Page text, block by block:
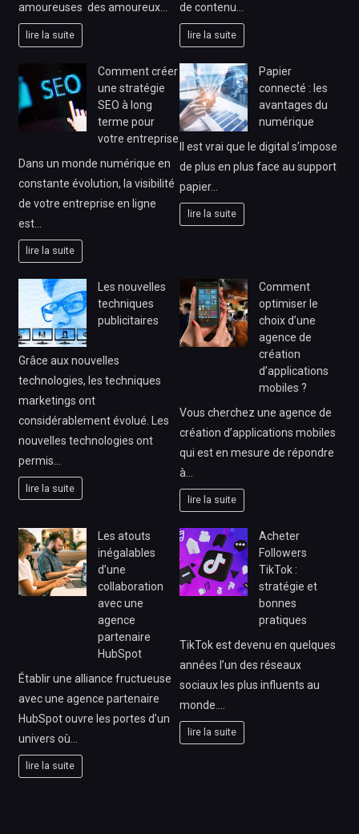
amoureuses des amoureux…
lire la suite
de contenu…
lire la suite
Comment créer
une stratégie
SEO à long
terme pour
votre entreprise
Dans un monde numérique en
constante évolution, la visibilité
de votre entreprise en ligne
est…
lire la suite
Papier
connecté : les
avantages du
numérique
Il est vrai que le digital s’impose
de plus en plus face au support
papier…
lire la suite
Les nouvelles
techniques
publicitaires
Grâce aux nouvelles
technologies, les techniques
marketings ont
considérablement évolué. Les
nouvelles technologies ont
permis…
lire la suite
Comment
optimiser le
choix d’une
agence de
création
d’applications
mobiles ?
Vous cherchez une agence de
création d’applications mobiles
qui est en mesure de répondre
à…
lire la suite
Les atouts
inégalables
d’une
collaboration
avec une
agence
partenaire
HubSpot
Établir une alliance fructueuse
avec une agence partenaire
HubSpot ouvre les portes d’un
univers où…
lire la suite
Acheter
Followers
TikTok :
stratégie et
bonnes
pratiques
TikTok est devenu en quelques
années l’un des réseaux
sociaux les plus influents au
monde.…
lire la suite